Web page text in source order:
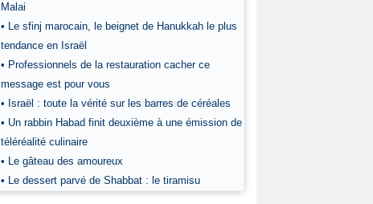
Malai
• Le sfinj marocain, le beignet de Hanukkah le plus
tendance en Israël
• Professionnels de la restauration cacher ce
message est pour vous
• Israël : toute la vérité sur les barres de céréales
• Un rabbin Habad finit deuxième à une émission de
téléréalité culinaire
• Le gâteau des amoureux
• Le dessert parvé de Shabbat : le tiramisu